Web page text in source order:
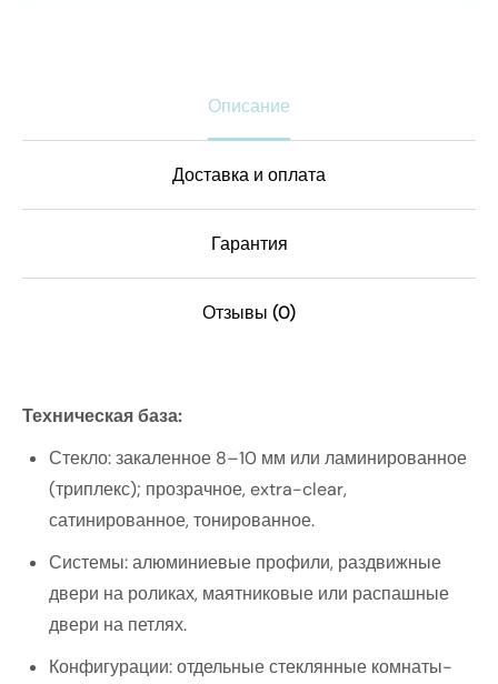
Описание
Доставка и оплата
Гарантия
Отзывы (0)
Техническая база:
Стекло: закаленное 8–10 мм или ламинированное
(триплекс); прозрачное, extra-clear,
сатинированное, тонированное.
Системы: алюминиевые профили, раздвижные
двери на роликах, маятниковые или распашные
двери на петлях.
Конфигурации: отдельные стеклянные комнаты-